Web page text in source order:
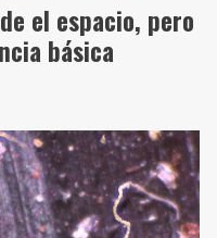
el espacio, pero
básica